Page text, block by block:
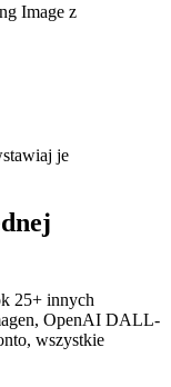
Image z
je
25+ innych
OpenAI DALL-
wszystkie